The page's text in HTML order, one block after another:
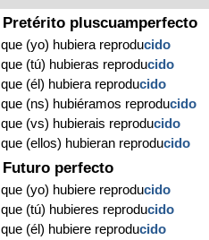
Pretérito pluscuamperfecto
que (yo) hubiera reproducido
que (tú) hubieras reproducido
que (él) hubiera reproducido
que (ns) hubiéramos reproducido
que (vs) hubierais reproducido
que (ellos) hubieran reproducido
Futuro perfecto
que (yo) hubiere reproducido
que (tú) hubieres reproducido
que (él) hubiere reproducido